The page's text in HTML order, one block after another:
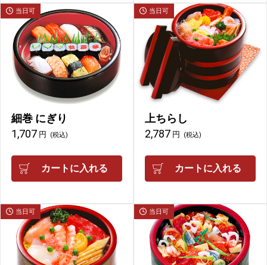
当日可
細巻 にぎり
1,707 円 (税込)
カートに入れる
当日可
上ちらし
2,787 円 (税込)
カートに入れる
当日可 当日可